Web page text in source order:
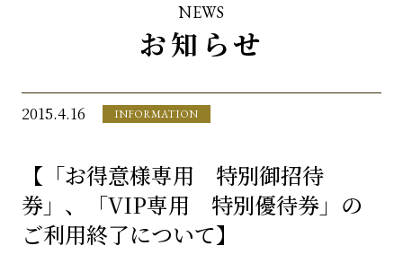
NEWS
お知らせ
2015.4.16 INFORMATION
【「お得意様専用 特別御招待
券」、「VIP専用 特別優待券」の
ご利用終了について】